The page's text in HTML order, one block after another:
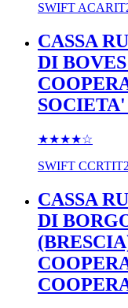
SWIFT
CASSA
DI
★★★★☆
SWIFT
CASSA
DI